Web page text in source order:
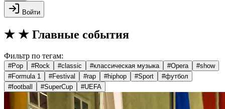
Войти
★ ★ Главные события
Фильтр по тегам:
#Pop #Rock #classic #классическая музыка #Opera #show
#Formula 1 #Festival #rap #hiphop #Sport #футбол
#football #SuperCup #UEFA